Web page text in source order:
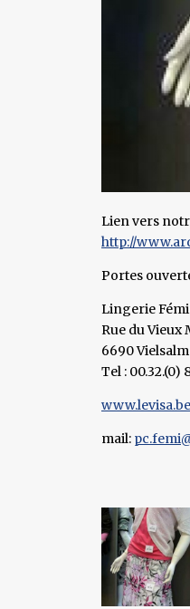
Lien vers
http://
Portes
Lingerie
Rue du Vieux
6690 Vielsalm
Tel : 00.32.(0)
mail: